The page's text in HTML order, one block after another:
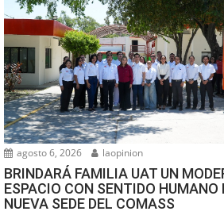
agosto 6, 2026 laopinion
BRINDARÁ FAMILIA UAT UN
ESPACIO CON SENTIDO HUMANO
NUEVA SEDE DEL COMASS